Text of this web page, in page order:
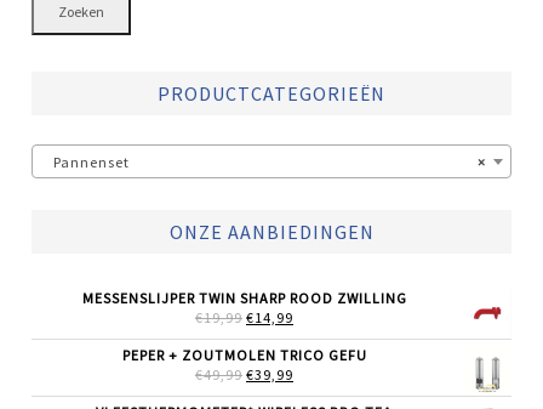
Zoeken
PRODUCTCATEGORIEËN
×
Pannenset
ONZE AANBIEDINGEN
MESSENSLIJPER TWIN SHARP ROOD ZWILLING
€19,99 OORSPRONKELIJKE
WAS:
€19,99.
€14,99
IS:
PEPER + ZOUTMOLEN TRICO GEFU
€49,99 OORSPRONKELIJKE
€39,99